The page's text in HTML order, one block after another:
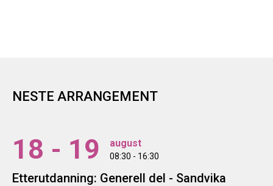
NESTE ARRANGEMENT
18 - 19 august
08:30 - 16:30
Etterutdanning: Generell del - Sandvika